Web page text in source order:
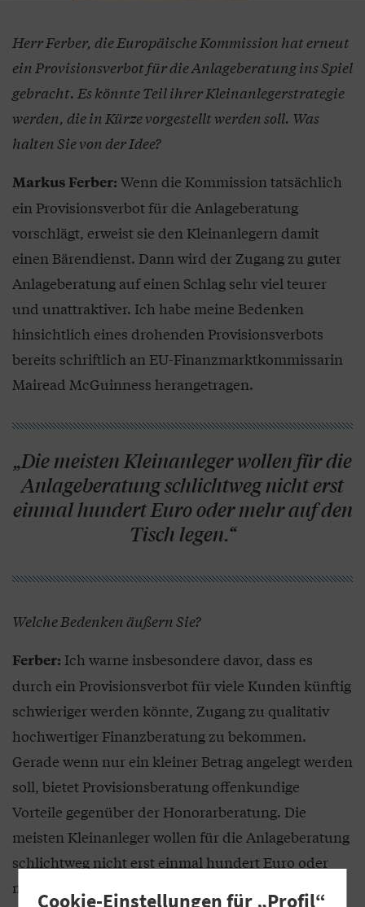
Herr Ferber, die Europäische Kommission hat erneut
ein Provisionsverbot für die Anlageberatung ins Spiel
gebracht. Es könnte Teil ihrer Kleinanlegerstrategie
werden, die in Kürze vorgestellt werden soll. Was
halten Sie von der Idee?
Markus Ferber: Wenn die Kommission tatsächlich
ein Provisionsverbot für die Anlageberatung
vorschlägt, erweist sie den Kleinanlegern damit
einen Bärendienst. Dann wird der Zugang zu guter
Anlageberatung auf einen Schlag sehr viel teurer
und unattraktiver. Ich habe meine Bedenken
hinsichtlich eines drohenden Provisionsverbots
bereits schriftlich an EU-Finanzmarktkommissarin
Mairead McGuinness herangetragen.
„Die meisten Kleinanleger wollen für die
Anlageberatung schlichtweg nicht erst
einmal hundert Euro oder mehr auf den
Tisch legen.“
Welche Bedenken äußern Sie?
Ferber: Ich warne insbesondere davor, dass es
durch ein Provisionsverbot für viele Kunden künftig
schwieriger werden könnte, Zugang zu qualitativ
hochwertiger Finanzberatung zu bekommen.
Gerade wenn nur ein kleiner Betrag angelegt werden
soll, bietet Provisionsberatung offenkundige
Vorteile gegenüber der Honorarberatung. Die
meisten Kleinanleger wollen für die Anlageberatung
schlichtweg nicht erst einmal hundert Euro oder
mehr auf den Tisch legen. Ich habe die Sorge, dass
Cookie-Einstellungen für „Profil“